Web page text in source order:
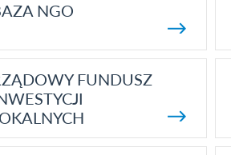
NGO
FUNDUSZ